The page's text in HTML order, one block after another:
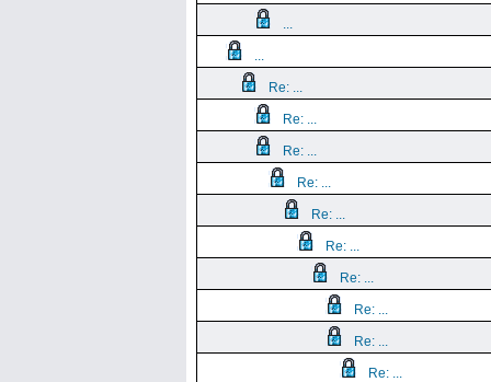
...
...
Re: ...
Re: ...
Re: ...
Re: ...
Re: ...
Re: ...
Re: ...
Re: ...
Re: ...
Re: ...